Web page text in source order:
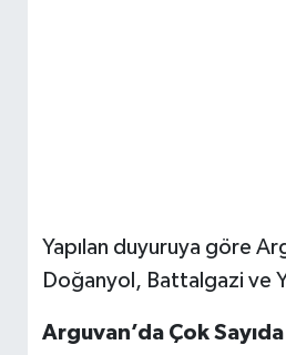
Yapılan duyuruya göre
Doğanyol, Battalgazi ve
Arguvan’da Çok